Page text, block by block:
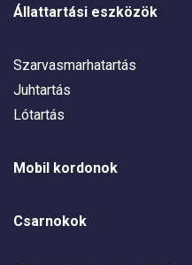
Állattartási eszközök
Szarvasmarhatartás
Juhtartás
Lótartás
Mobil kordonok
Csarnokok